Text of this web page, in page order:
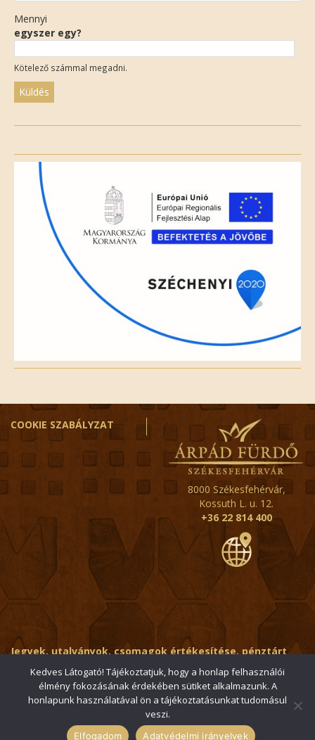
Mennyi
egyszer egy?
Kötelező számmal megadni.
field
empty.
COOKIE SZABÁLYZAT
8000 Székesfehérvár,
Kossuth L. u. 12.
+36 22 814 400
Jegyek, utalványok, csomagok értékesítése, pénztárt
érintő kérdések:
ertekesito@fehervar-arpadfurdo.hu
Általános érdeklődés: info@fehervar-arpadfurdo.hu
© 2006-2026 Székesfehérvári Árpád Fürdő / Minden jog
Kedves Látogató! Tájékoztatjuk, hogy a honlap felhasználói
élmény fokozásának érdekében sütiket alkalmazunk. A
honlapunk használatával ön a tájékoztatásunkat tudomásul
veszi.
Elfogadom Adatvédelmi irányelvek